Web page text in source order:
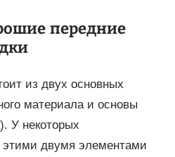
передние
из двух основных
материала и основы
У некоторых
двумя элементами